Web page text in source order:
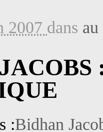
2007 dans
:Bidhan